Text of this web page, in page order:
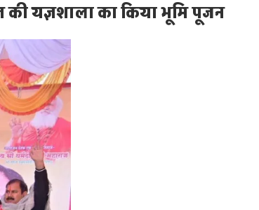
की यज्ञशाला का किया भूमि पूजन